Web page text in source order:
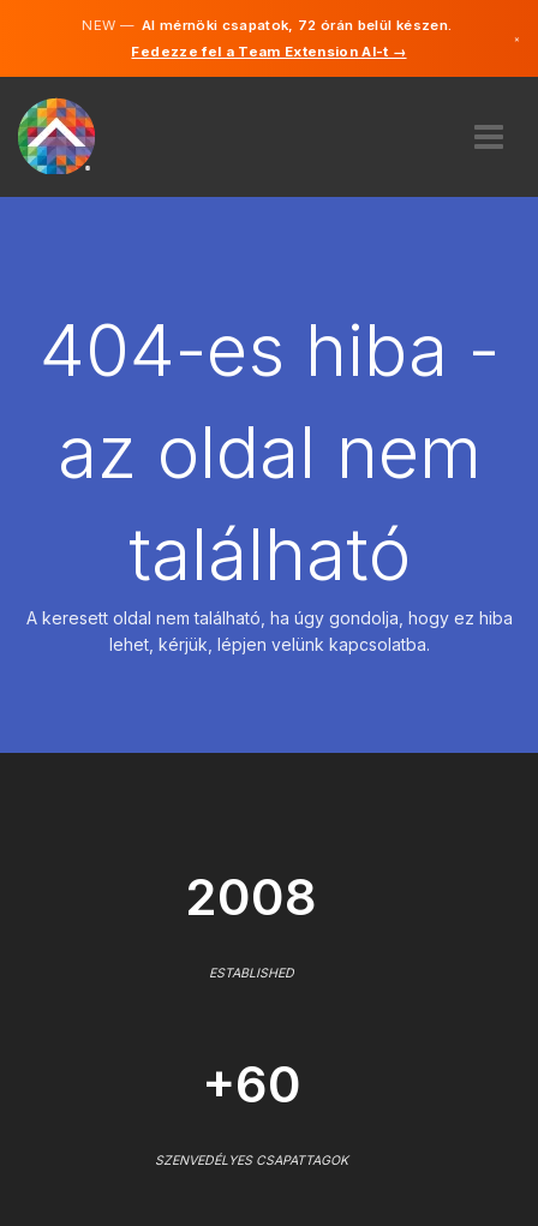
NEW —AI mérnöki csapatok, 72 órán belül készen.
Fedezze fel a Team Extension AI-t →
×
BÉREL
404-es hiba -
az oldal nem
található
A keresett oldal nem található, ha úgy gondolja, hogy ez hiba
lehet, kérjük, lépjen velünk kapcsolatba.
2008
ESTABLISHED
+60
SZENVEDÉLYES CSAPATTAGOK